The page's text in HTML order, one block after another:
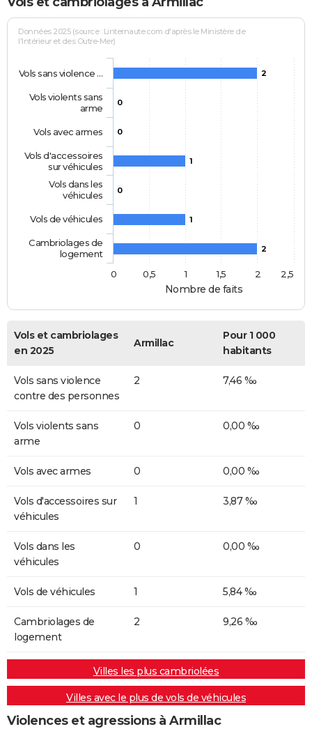
Nombre de faits
Données 2025 (source : Linternaute.com d'après le Ministère de
l'Intérieur et des Outre-Mer)
2
0
0
1
0
1
2
Vols sans violence …
Vols violents sans
arme
Vols avec armes
Vols d'accessoires
sur véhicules
Vols dans les
véhicules
Vols de véhicules
Cambriolages de
logement
0
0,5 1 1,5 2 2,5
Vols et cambriolages
en 2025
Armillac
Pour 1 000
habitants
Vols sans violence
contre des personnes
2 7,46 ‰
Vols violents sans
arme
0 0,00 ‰
Vols avec armes 0 0,00 ‰
Vols d'accessoires sur
véhicules
1 3,87 ‰
Vols dans les
véhicules
0 0,00 ‰
Vols de véhicules 1 5,84 ‰
Cambriolages de
logement
2 9,26 ‰
Villes les plus cambriolées
Villes avec le plus de vols de véhicules
Violences et agressions à Armillac